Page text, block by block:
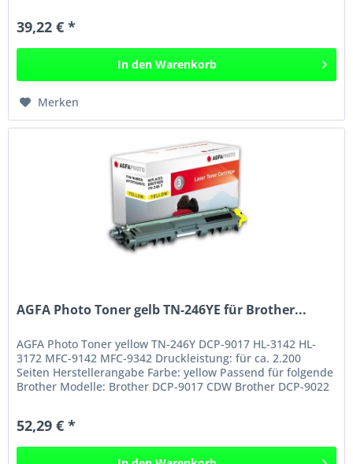
39,22 € *
In den Warenkorb
Merken
AGFA Photo Toner gelb TN-246YE für Brother...
AGFA Photo Toner yellow TN-246Y DCP-9017 HL-3142 HL-
3172 MFC-9142 MFC-9342 Druckleistung: für ca. 2.200
Seiten Herstellerangabe Farbe: yellow Passend für folgende
Brother Modelle: Brother DCP-9017 CDW Brother DCP-9022
52,29 € *